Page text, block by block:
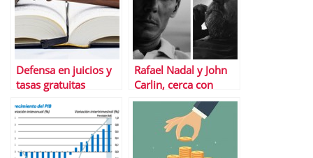
Defensa en juicios y
tasas gratuitas
Rafael Nadal y John
Carlin, cerca con
Banco Sabadell